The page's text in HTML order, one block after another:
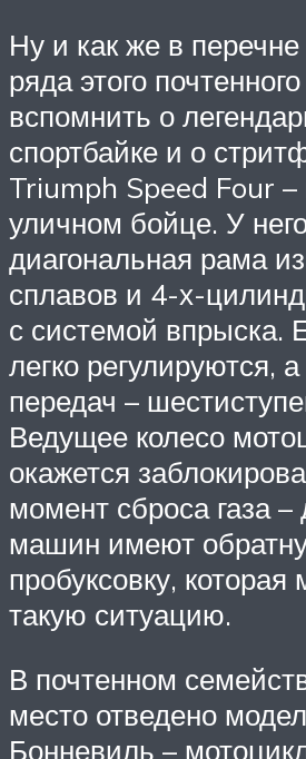
Ну и как же в
ряда этого
вспомнить о
спортбайке и о
Triumph Speed Four
уличном бойце. У
диагональная рама
сплавов и 4-х-
с системой впрыска.
легко регулируются,
передач –
Ведущее колесо
окажется
момент сброса газа –
машин имеют
пробуксовку,
такую ситуацию.
В почтенном
место отведено
Бонневиль –